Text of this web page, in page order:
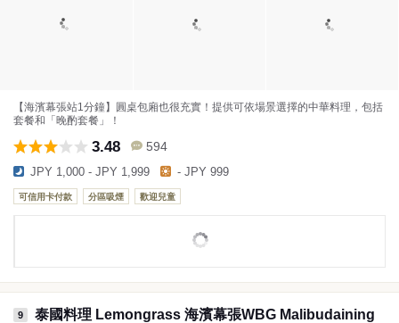
【海濱幕張站1分鐘】圓桌包廂也很充實！提供可依場景選擇的中華料理，包括
套餐和「晚酌套餐」！
3.48 594
JPY 1,000 - JPY 1,999 - JPY 999
可信用卡付款 分區吸煙 歡迎兒童
9
泰國料理 Lemongrass 海濱幕張WBG Malibudaining